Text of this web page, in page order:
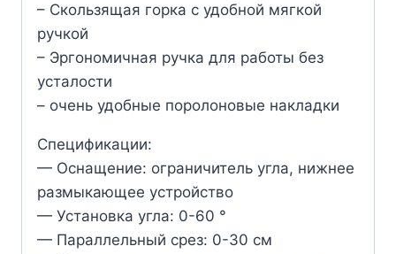
– Скользящая горка с удобной мягкой
ручкой
– Эргономичная ручка для работы без
усталости
– очень удобные поролоновые накладки
Спецификации:
— Оснащение: ограничитель угла, нижнее
размыкающее устройство
— Установка угла: 0-60 °
— Параллельный срез: 0-30 см